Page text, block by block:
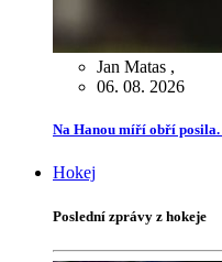
Jan Matas ,
06. 08. 2026
Na Hanou míří obří posila.
Hokej
Poslední zprávy z hokeje